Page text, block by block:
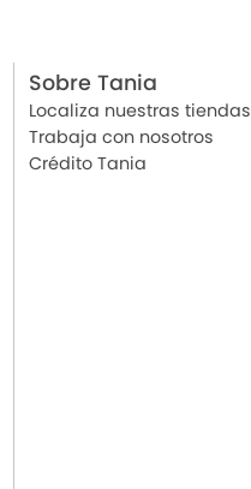
Sobre Tania
Localiza nuestras tiendas
Trabaja con nosotros
Crédito Tania